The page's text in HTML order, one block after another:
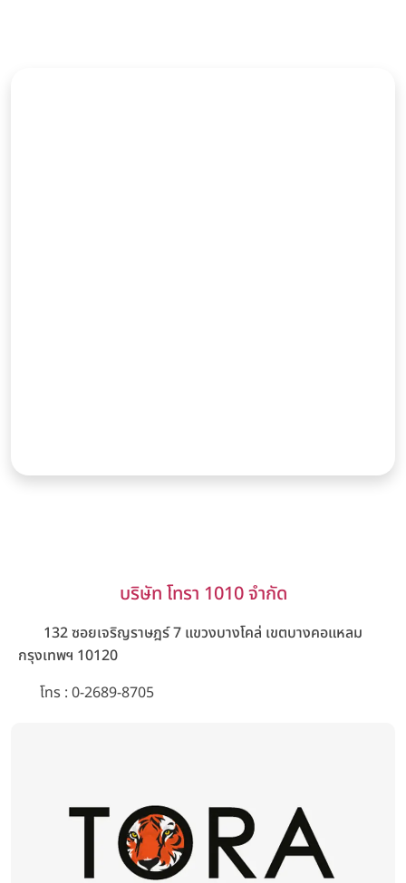
บริษัท โทรา 1010 จำกัด
132 ซอยเจริญราษฎร์ 7 แขวงบางโคล่ เขตบางคอแหลม
กรุงเทพฯ 10120
โทร : 0-2689-8705